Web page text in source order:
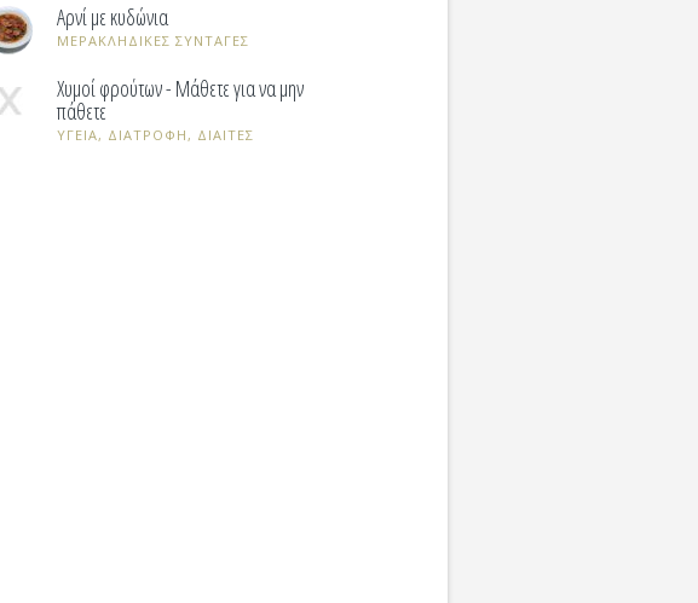
Αρνί με κυδώνια
ΜΕΡΑΚΛΗΔΙΚΕΣ ΣΥΝΤΑΓΕΣ
Χυμοί φρούτων - Μάθετε για να μην
πάθετε
ΥΓΕΙΑ, ΔΙΑΤΡΟΦΗ, ΔΙΑΙΤΕΣ